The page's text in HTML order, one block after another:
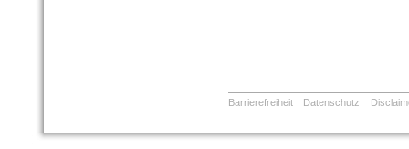
Barrierefreiheit Datenschutz